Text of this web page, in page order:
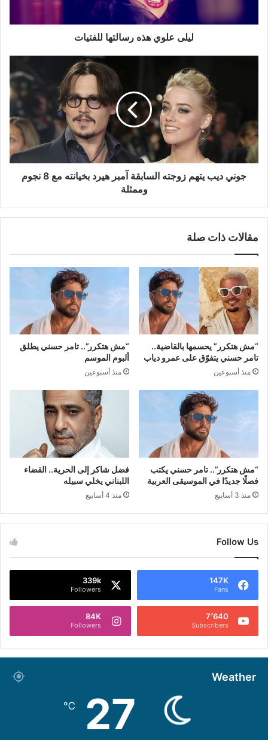
ليلى علوي هذه رسالتها للفتيات
آمبر
هيرد
بخيانته
مع
جوني ديب يتهم زوجته السابقة آمبر هيرد بخيانته مع 8 نجوم
وممثلة
مقالات ذات صلة
“مش هتكرر” يحسمها بالقاضية..
تامر حسني يتفوّق على عمرو دياب
منذ أسبوعين
“مش هتكرر”.. تامر حسني يطلق
ألبوم الموسم
منذ أسبوعين
“مش هتكرر”.. تامر حسني يكتب
فصلًا جديدًا في الموسيقى العربية
منذ 3 أسابيع
فضل شاكر إلى الحرية.. القضاء
اللبناني يخلي سبيله
منذ 4 أسابيع
Follow Us
147K
Fans
339k
Followers
7٬640
Subscribers
84K
Followers
Weather
27
℃